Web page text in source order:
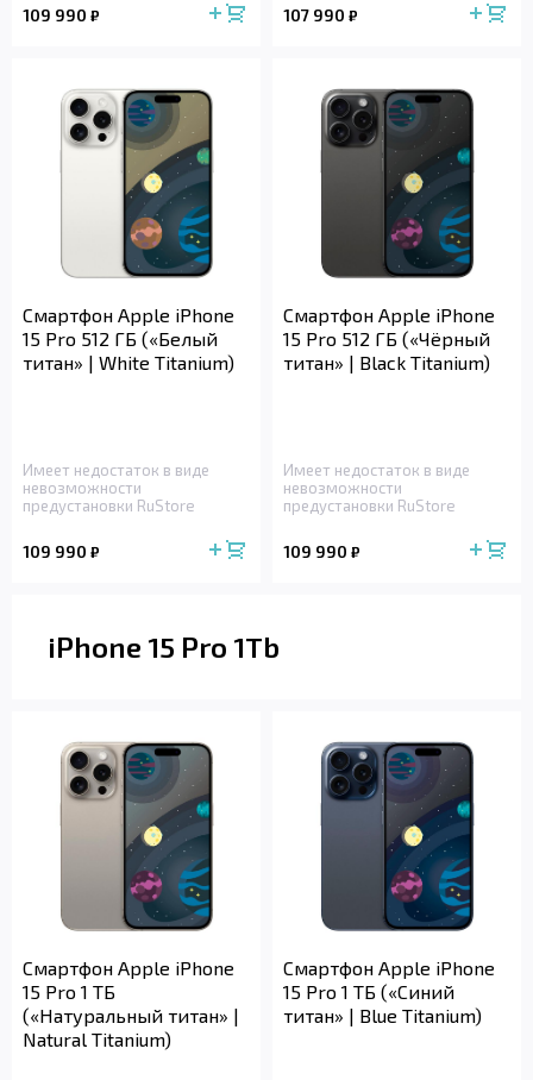
109 990 ₽ 107 990 ₽
Смартфон Apple iPhone
15 Pro 512 ГБ («Белый
титан» | White Titanium)
Имеет недостаток в виде
невозможности
предустановки RuStore
109 990 ₽
Смартфон Apple iPhone
15 Pro 512 ГБ («Чёрный
титан» | Black Titanium)
Имеет недостаток в виде
невозможности
предустановки RuStore
109 990 ₽
iPhone 15 Pro 1Tb
Смартфон Apple iPhone
15 Pro 1 ТБ
(«Натуральный титан» |
Natural Titanium)
Смартфон Apple iPhone
15 Pro 1 ТБ («Синий
титан» | Blue Titanium)